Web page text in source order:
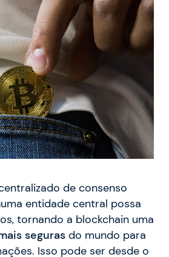
de consenso
entidade central possa
tornando a blockchain uma
seguras do mundo para
Isso pode ser desde o